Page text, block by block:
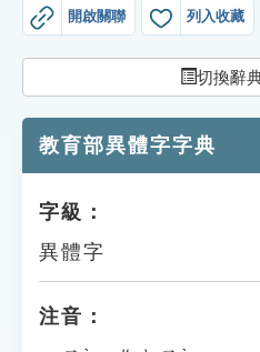
貓頭鷹博士
開啟關聯 列入收藏
切換辭
教育部異體字字典
字級：
異體字
注音：